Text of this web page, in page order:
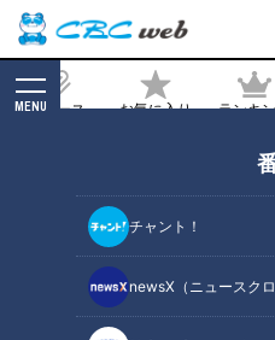
ニュース お気に入り ランキ
MENU
チャント！
newsX（ニュースクロ
道”に人生を捧げる道
この妥協なき探索に
記